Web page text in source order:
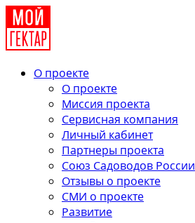
О проекте
О проекте
Миссия проекта
Сервисная компания
Личный кабинет
Партнеры проекта
Союз Садоводов России
Отзывы о проекте
СМИ о проекте
Развитие